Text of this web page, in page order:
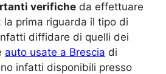
verifiche da effettuare
la prima riguarda il tipo di
diffidare di quelli dei
auto usate a Brescia di
infatti disponibili presso